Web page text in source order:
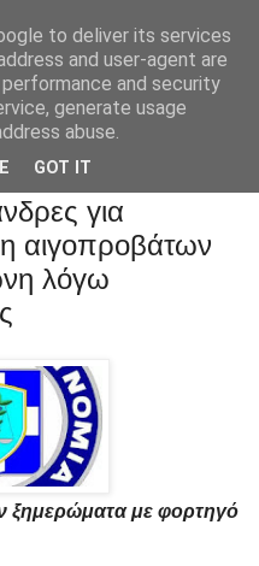
για
αιγοπροβάτων
λόγω
ξημερώματα με φορτηγό
to deliver its services
and user-agent are
and security
generate usage
abuse.
GOT IT